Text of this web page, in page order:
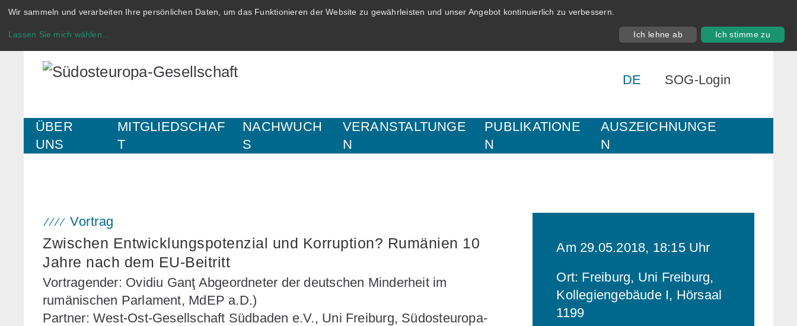
Wir sammeln und verarbeiten Ihre persönlichen Daten, um das Funktionieren der Website zu gewährleisten und unser Angebot kontinuierlich zu verbessern.
Lassen Sie mich wählen... Ich lehne ab Ich stimme zu
DE SOG-Login
ÜBER
UNS
MITGLIEDSCHAF
T
NACHWUCH
S
VERANSTALTUNGE
N
PUBLIKATIONE
N
AUSZEICHNUNGE
N
Vortrag
Zwischen Entwicklungspotenzial und Korruption? Rumänien 10
Jahre nach dem EU-Beitritt
Vortragender: Ovidiu Ganţ Abgeordneter der deutschen Minderheit im
rumänischen Parlament, MdEP a.D.)
Partner: West-Ost-Gesellschaft Südbaden e.V., Uni Freiburg, Südosteuropa-
Am 29.05.2018, 18:15 Uhr
Ort: Freiburg, Uni Freiburg,
Kollegiengebäude I, Hörsaal
1199